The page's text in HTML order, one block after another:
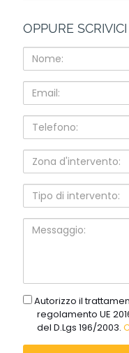
OPPURE
Nome:
Email:
Telefono:
Zona
d'intervento:
Tipo
intervento:
Messaggio:
gdprAutorizzo il
regolamento UE
del D.Lgs 196/2003.